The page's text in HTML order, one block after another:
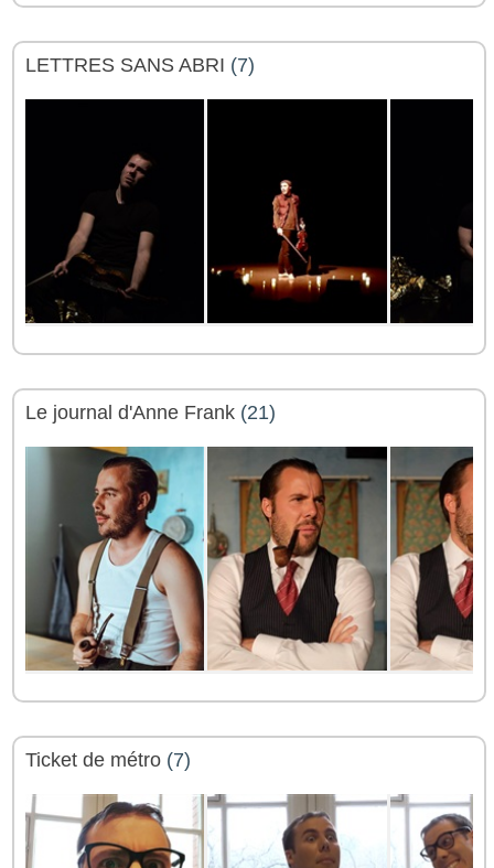
LETTRES SANS ABRI (7)
Le journal d'Anne Frank (21)
Ticket de métro (7)